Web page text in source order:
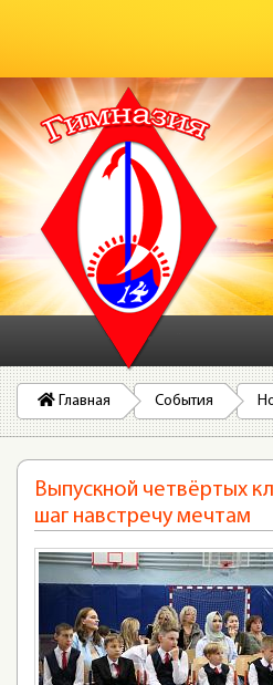
Главная События
Выпускной четвёртых
шаг навстречу мечтам